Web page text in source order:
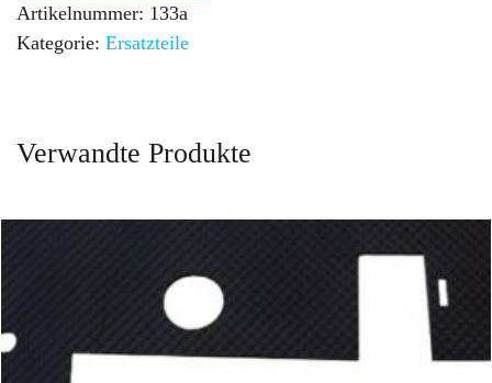
Artikelnummer: 133a
Kategorie: Ersatzteile
Verwandte Produkte